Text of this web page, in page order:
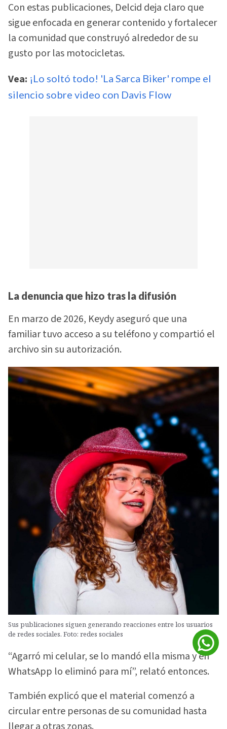
Con estas publicaciones, Delcid deja claro que
sigue enfocada en generar contenido y fortalecer
la comunidad que construyó alrededor de su
gusto por las motocicletas.
Vea: ¡Lo soltó todo! 'La Sarca Biker' rompe el
silencio sobre video con Davis Flow
La denuncia que hizo tras la difusión
En marzo de 2026, Keydy aseguró que una
familiar tuvo acceso a su teléfono y compartió el
archivo sin su autorización.
Sus publicaciones siguen generando reacciones entre los usuarios
de redes sociales. Foto: redes sociales
“Agarró mi celular, se lo mandó ella misma y en
WhatsApp lo eliminó para mí”, relató entonces.
También explicó que el material comenzó a
circular entre personas de su comunidad hasta